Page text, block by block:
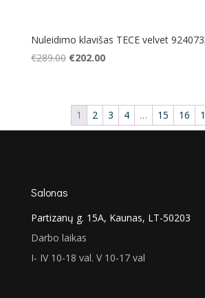
Nuleidimo klavišas TECE velvet
€289.00 Original
€289.00.
€202.00Current
€202.00.
1 2 3 4 … 15 16
Salonas
Partizanų g. 15A, Kaunas, LT-50203
Darbo laikas
I- IV 10-18 val. V 10-17 val